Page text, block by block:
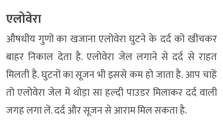
एलोवेरा
औषधीय गुणों का खजाना एलोवेरा घुटने के दर्द को खींचकर
बाहर निकाल देता है. एलोवेरा जेल लगाने से दर्द से राहत
मिलती है. घुटनों का सूजन भी इससे कम हो जाता है. आप चाहें
तो एलोवेरा जेल में थोड़ा सा हल्दी पाउडर मिलाकर दर्द वाली
जगह लगा लें. दर्द और सूजन से आराम मिल सकता है.